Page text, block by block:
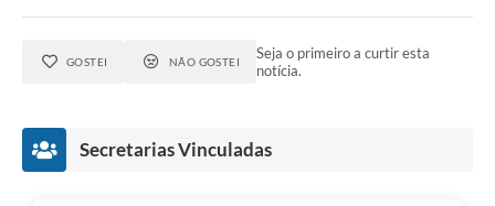
GOSTEI NÃO GOSTEI
Seja o primeiro a curtir esta
notícia.
Secretarias Vinculadas